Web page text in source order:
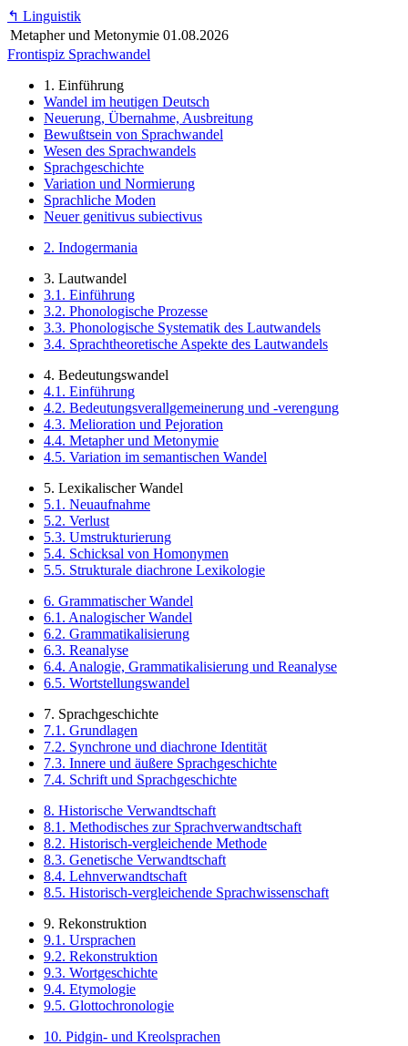
↰ Linguistik
Metapher und Metonymie 01.08.2026
Frontispiz Sprachwandel
1. Einführung
Wandel im heutigen Deutsch
Neuerung, Übernahme, Ausbreitung
Bewußtsein von Sprachwandel
Wesen des Sprachwandels
Sprachgeschichte
Variation und Normierung
Sprachliche Moden
Neuer genitivus subiectivus
2. Indogermania
3. Lautwandel
3.1. Einführung
3.2. Phonologische Prozesse
3.3. Phonologische Systematik des Lautwandels
3.4. Sprachtheoretische Aspekte des Lautwandels
4. Bedeutungswandel
4.1. Einführung
4.2. Bedeutungsverallgemeinerung und -verengung
4.3. Melioration und Pejoration
4.4. Metapher und Metonymie
4.5. Variation im semantischen Wandel
5. Lexikalischer Wandel
5.1. Neuaufnahme
5.2. Verlust
5.3. Umstrukturierung
5.4. Schicksal von Homonymen
5.5. Strukturale diachrone Lexikologie
6. Grammatischer Wandel
6.1. Analogischer Wandel
6.2. Grammatikalisierung
6.3. Reanalyse
6.4. Analogie, Grammatikalisierung und Reanalyse
6.5. Wortstellungswandel
7. Sprachgeschichte
7.1. Grundlagen
7.2. Synchrone und diachrone Identität
7.3. Innere und äußere Sprachgeschichte
7.4. Schrift und Sprachgeschichte
8. Historische Verwandtschaft
8.1. Methodisches zur Sprachverwandtschaft
8.2. Historisch-vergleichende Methode
8.3. Genetische Verwandtschaft
8.4. Lehnverwandtschaft
8.5. Historisch-vergleichende Sprachwissenschaft
9. Rekonstruktion
9.1. Ursprachen
9.2. Rekonstruktion
9.3. Wortgeschichte
9.4. Etymologie
9.5. Glottochronologie
10. Pidgin- und Kreolsprachen